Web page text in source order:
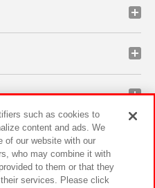
such as cookies to
content and ads. We
of our website with our
who may combine it with
to them or that they
services. Please click